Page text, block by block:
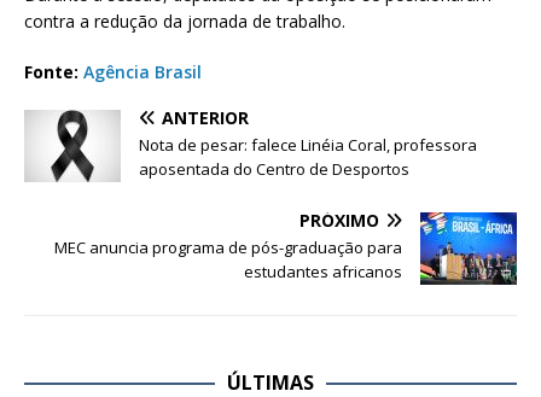
contra a redução da jornada de trabalho.
Fonte: Agência Brasil
ANTERIOR
Nota de pesar: falece Linéia Coral, professora
aposentada do Centro de Desportos
PRÓXIMO
MEC anuncia programa de pós-graduação para
estudantes africanos
ÚLTIMAS